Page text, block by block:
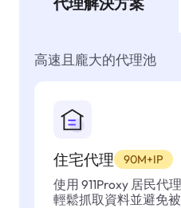
高速且龐大的代理池
住宅代理 90M+IP
使用 911Proxy 居民代
輕鬆抓取資料並避免被